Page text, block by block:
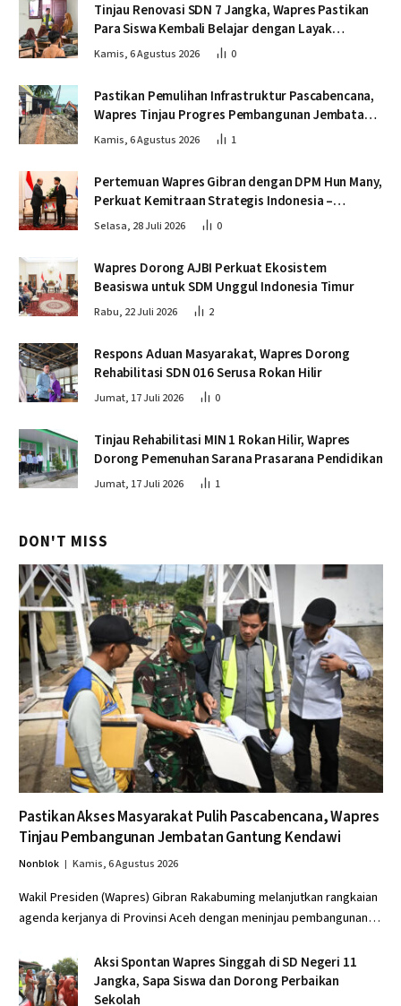
Tinjau Renovasi SDN 7 Jangka, Wapres Pastikan
Para Siswa Kembali Belajar dengan Layak
Pascabencana
Kamis, 6 Agustus 2026 0
Pastikan Pemulihan Infrastruktur Pascabencana,
Wapres Tinjau Progres Pembangunan Jembatan
Krueng Tingkeum Bireuen
Kamis, 6 Agustus 2026 1
Pertemuan Wapres Gibran dengan DPM Hun Many,
Perkuat Kemitraan Strategis Indonesia –
Kamboja
Selasa, 28 Juli 2026 0
Wapres Dorong AJBI Perkuat Ekosistem
Beasiswa untuk SDM Unggul Indonesia Timur
Rabu, 22 Juli 2026 2
Respons Aduan Masyarakat, Wapres Dorong
Rehabilitasi SDN 016 Serusa Rokan Hilir
Jumat, 17 Juli 2026 0
Tinjau Rehabilitasi MIN 1 Rokan Hilir, Wapres
Dorong Pemenuhan Sarana Prasarana Pendidikan
Jumat, 17 Juli 2026 1
DON'T MISS
Pastikan Akses Masyarakat Pulih Pascabencana, Wapres
Tinjau Pembangunan Jembatan Gantung Kendawi
Nonblok Kamis, 6 Agustus 2026
Wakil Presiden (Wapres) Gibran Rakabuming melanjutkan rangkaian
agenda kerjanya di Provinsi Aceh dengan meninjau pembangunan…
Aksi Spontan Wapres Singgah di SD Negeri 11
Jangka, Sapa Siswa dan Dorong Perbaikan
Sekolah